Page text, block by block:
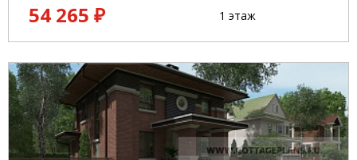
54 265 ₽
1 этаж